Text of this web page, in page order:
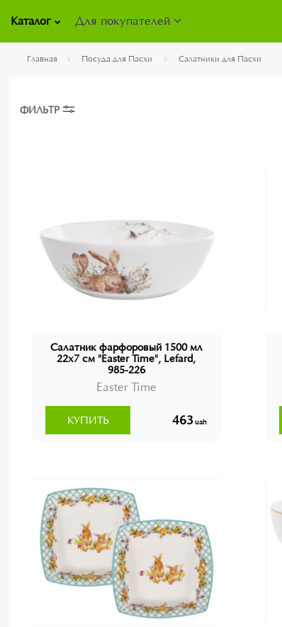
Каталог Для покупателей
Главная Посуда для Пасхи Салатники для Пасхи
ФИЛЬТР
Салатник фарфоровый 1500 мл
22x7 см "Easter Time", Lefard,
985-226
Easter Time
463 uah
КУПИТЬ